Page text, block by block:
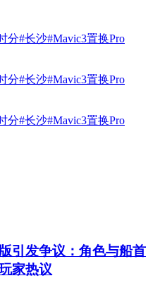
引发争议：角色与船首
家热议